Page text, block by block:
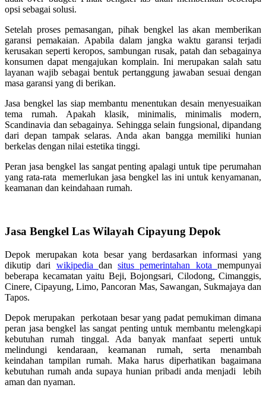
opsi sebagai solusi.
Setelah proses pemasangan, pihak bengkel las akan memberikan
garansi pemakaian. Apabila dalam jangka waktu garansi terjadi
kerusakan seperti keropos, sambungan rusak, patah dan sebagainya
konsumen dapat mengajukan komplain. Ini merupakan salah satu
layanan wajib sebagai bentuk pertanggung jawaban sesuai dengan
masa garansi yang di berikan.
Jasa bengkel las siap membantu menentukan desain menyesuaikan
tema rumah. Apakah klasik, minimalis, minimalis modern,
Scandinavia dan sebagainya. Sehingga selain fungsional, dipandang
dari depan tampak selaras. Anda akan bangga memiliki hunian
berkelas dengan nilai estetika tinggi.
Peran jasa bengkel las sangat penting apalagi untuk tipe perumahan
yang rata-rata memerlukan jasa bengkel las ini untuk kenyamanan,
keamanan dan keindahaan rumah.
Jasa Bengkel Las Wilayah Cipayung Depok
Depok merupakan kota besar yang berdasarkan informasi yang
dikutip dari wikipedia dansitus pemerintahan kotamempunyai
beberapa kecamatan yaitu Beji, Bojongsari, Cilodong, Cimanggis,
Cinere, Cipayung, Limo, Pancoran Mas, Sawangan, Sukmajaya dan
Tapos.
Depok merupakan perkotaan besar yang padat pemukiman dimana
peran jasa bengkel las sangat penting untuk membantu melengkapi
kebutuhan rumah tinggal. Ada banyak manfaat seperti untuk
melindungi kendaraan, keamanan rumah, serta menambah
keindahan tampilan rumah. Maka harus diperhatikan bagaimana
kebutuhan rumah anda supaya hunian pribadi anda menjadi lebih
aman dan nyaman.